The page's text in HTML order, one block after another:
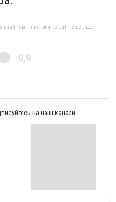
текст і натисніть Ctrl + Enter, щоб
0,0
на наші канали